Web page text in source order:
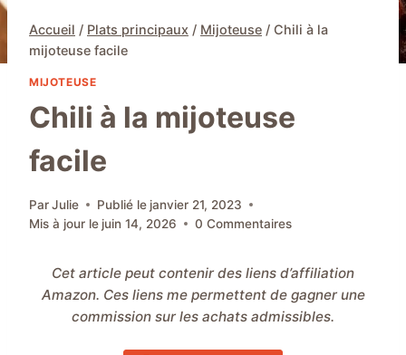
Accueil / Plats principaux / Mijoteuse / Chili à la
mijoteuse facile
MIJOTEUSE
Chili à la mijoteuse
facile
ParJulie Publié le janvier 21, 2023
Mis à jour le juin 14, 2026 0 Commentaires
Cet article peut contenir des liens d’affiliation
Amazon. Ces liens me permettent de gagner une
commission sur les achats admissibles.